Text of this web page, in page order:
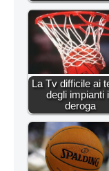
La Tv difficile ai
degli impianti
deroga